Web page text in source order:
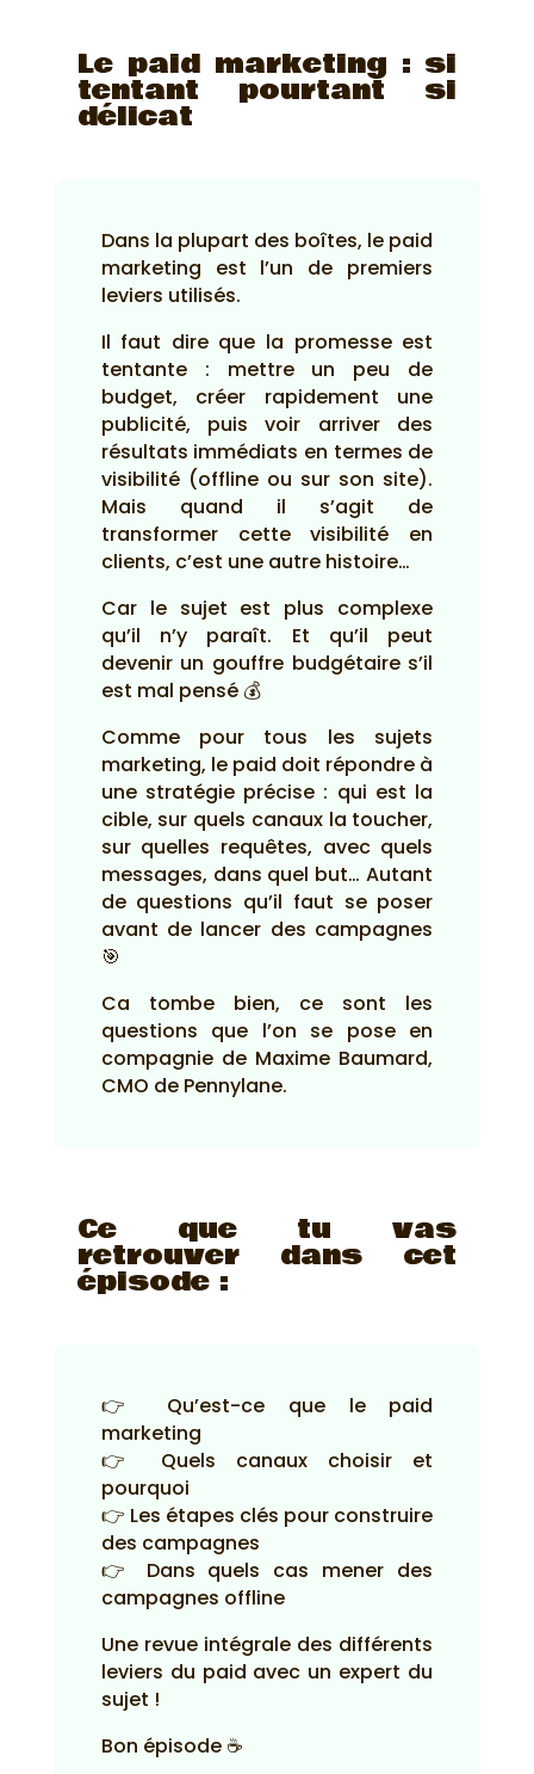
Le paid marketing : si
tentant pourtant si
délicat
Dans la plupart des boîtes, le paid
marketing est l’un de premiers
leviers utilisés.
Il faut dire que la promesse est
tentante : mettre un peu de
budget, créer rapidement une
publicité, puis voir arriver des
résultats immédiats en termes de
visibilité (offline ou sur son site).
Mais quand il s’agit de
transformer cette visibilité en
clients, c’est une autre histoire…
Car le sujet est plus complexe
qu’il n’y paraît. Et qu’il peut
devenir un gouffre budgétaire s’il
est mal pensé 💰
Comme pour tous les sujets
marketing, le paid doit répondre à
une stratégie précise : qui est la
cible, sur quels canaux la toucher,
sur quelles requêtes, avec quels
messages, dans quel but… Autant
de questions qu’il faut se poser
avant de lancer des campagnes
🎯
Ca tombe bien, ce sont les
questions que l’on se pose en
compagnie de Maxime Baumard,
CMO de Pennylane.
Ce que tu vas
retrouver dans cet
épisode :
👉 Qu’est-ce que le paid
marketing
👉 Quels canaux choisir et
pourquoi
👉 Les étapes clés pour construire
des campagnes
👉 Dans quels cas mener des
campagnes offline
Une revue intégrale des différents
leviers du paid avec un expert du
sujet !
Bon épisode ☕